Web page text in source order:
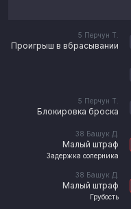
5 Перчун Т.
Проигрыш в вбрасывании
5 Перчун Т.
Блокировка броска
38 Башук Д.
Малый штраф
Задержка соперника
38 Башук Д.
Малый штраф
Грубость